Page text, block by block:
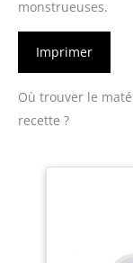
monstrueuses.
Imprimer
Où trouver le
recette ?